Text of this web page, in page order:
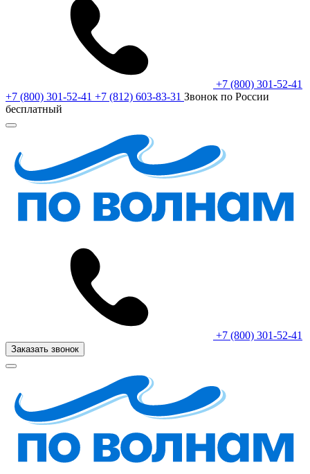
+7 (800) 301-52-41
+7 (800) 301-52-41 +7 (812) 603-83-31 Звонок по России
бесплатный
+7 (800) 301-52-41
Заказать звонок